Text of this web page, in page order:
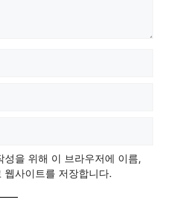
성을 위해 이 브라우저에 이름,
웹사이트를 저장합니다.